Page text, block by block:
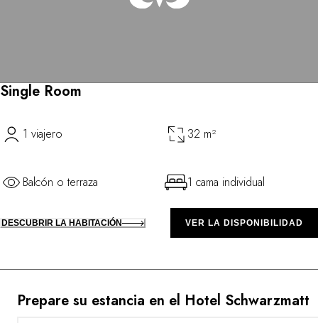
Prepare su estancia en el Hotel Schwarzmatt
Single Room
1 viajero 32 m²
Balcón o terraza 1 cama individual
DESCUBRIR LA HABITACIÓN VER LA DISPONIBILIDAD